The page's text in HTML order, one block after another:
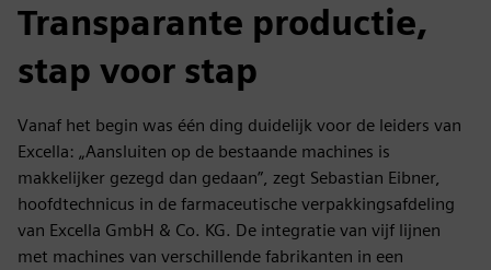
Transparante productie,
stap voor stap
Vanaf het begin was één ding duidelijk voor de leiders van
Excella: „Aansluiten op de bestaande machines is
makkelijker gezegd dan gedaan”, zegt Sebastian Eibner,
hoofdtechnicus in de farmaceutische verpakkingsafdeling
van Excella GmbH & Co. KG. De integratie van vijf lijnen
met machines van verschillende fabrikanten in een